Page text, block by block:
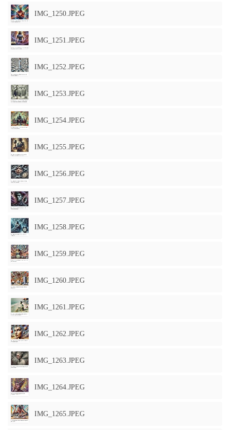
IMG_1250.JPEG
IMG_1251.JPEG
IMG_1252.JPEG
IMG_1253.JPEG
IMG_1254.JPEG
IMG_1255.JPEG
IMG_1256.JPEG
IMG_1257.JPEG
IMG_1258.JPEG
IMG_1259.JPEG
IMG_1260.JPEG
IMG_1261.JPEG
IMG_1262.JPEG
IMG_1263.JPEG
IMG_1264.JPEG
IMG_1265.JPEG